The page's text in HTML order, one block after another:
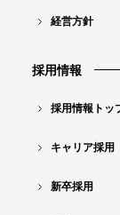
経営方針
採用情報
採用情報トッ
キャリア採用
新卒採用